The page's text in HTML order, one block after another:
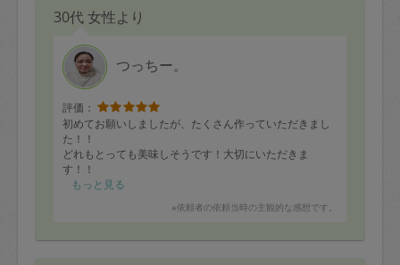
30代 女性より
つっちー。
評価：
初めてお願いしましたが、たくさん作っていただきまし
た！！
どれもとっても美味しそうです！大切にいただきま
す！！
長時間作業お疲れ様でした、ありがとうございました
もっと見る
※依頼者の依頼当時の主観的な感想です。